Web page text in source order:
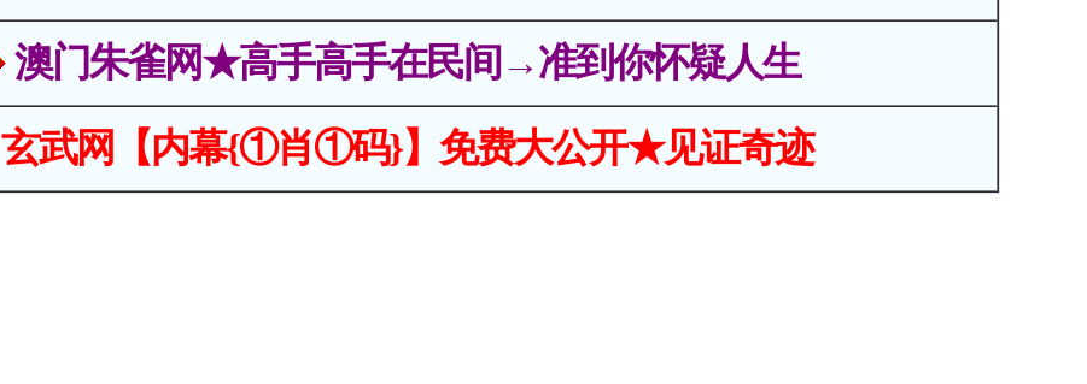
澳门朱雀网★高手高手在民间→准到你怀疑人生
玄武网【内幕{①肖①码}】免费大公开★见证奇迹